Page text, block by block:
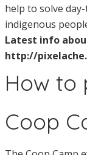
help to solve
indigenous
Latest info
http://
How to
Coop